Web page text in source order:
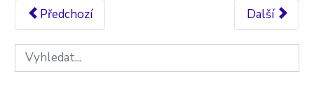
Předchozí Další